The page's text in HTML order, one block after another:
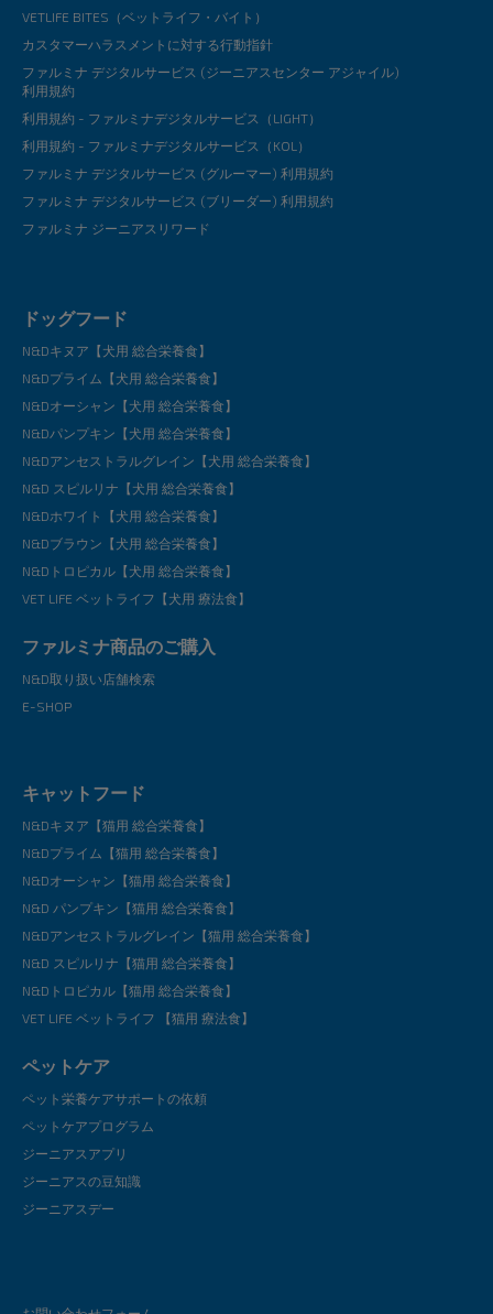
VETLIFE BITES（ベットライフ・バイト）
カスタマーハラスメントに対する行動指針
ファルミナ デジタルサービス (ジーニアスセンター アジャイル)
利用規約
利用規約 - ファルミナデジタルサービス（LIGHT）
利用規約 - ファルミナデジタルサービス（KOL）
ファルミナ デジタルサービス (グルーマー) 利用規約
ファルミナ デジタルサービス (ブリーダー) 利用規約
ファルミナ ジーニアスリワード
ドッグフード
N&Dキヌア【犬用 総合栄養食】
N&Dプライム【犬用 総合栄養食】
N&Dオーシャン【犬用 総合栄養食】
N&Dパンプキン【犬用 総合栄養食】
N&Dアンセストラルグレイン【犬用 総合栄養食】
N&D スピルリナ【犬用 総合栄養食】
N&Dホワイト【犬用 総合栄養食】
N&Dブラウン【犬用 総合栄養食】
N&Dトロピカル【犬用 総合栄養食】
VET LIFE ベットライフ【犬用 療法食】
ファルミナ商品のご購入
N&D取り扱い店舗検索
E-SHOP
キャットフード
N&Dキヌア【猫用 総合栄養食】
N&Dプライム【猫用 総合栄養食】
N&Dオーシャン【猫用 総合栄養食】
N&D パンプキン【猫用 総合栄養食】
N&Dアンセストラルグレイン【猫用 総合栄養食】
N&D スピルリナ【猫用 総合栄養食】
N&Dトロピカル【猫用 総合栄養食】
VET LIFE ベットライフ 【猫用 療法食】
ペットケア
ペット栄養ケアサポートの依頼
ペットケアプログラム
ジーニアスアプリ
ジーニアスの豆知識
ジーニアスデー